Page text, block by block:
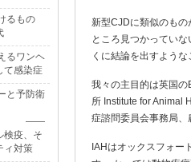
新型CJDに類似のも
ところ見つかってい
くに結論を出すよう
我々の主目的は英国
所 Institute for Animal
症諮問委員会事務局
IAHはオックスフォー
るもの
るワンヘ
感染症
と予防衛
検疫、そ
ィ対策